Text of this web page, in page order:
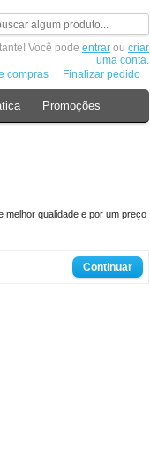
Você pode entrar ou criar
uma conta.
compras Finalizar pedido
Promoções
melhor qualidade e por um preço
Continuar